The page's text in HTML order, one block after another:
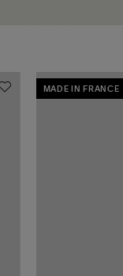
MADE IN FRANCE